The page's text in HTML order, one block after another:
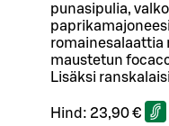
punasipulia,
romainesalaattia
maustetun
Lisäksi
Hind: 23,90 €